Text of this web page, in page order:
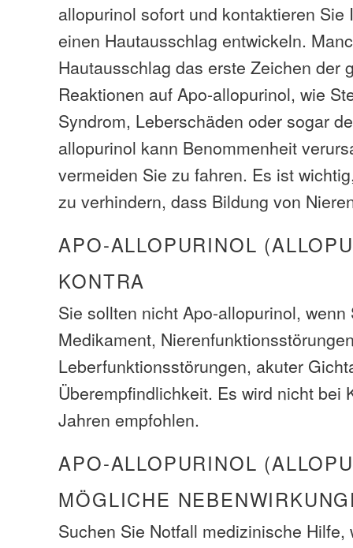
allopurinol sofort und kontaktieren Sie
einen Hautausschlag entwickeln.
Hautausschlag das erste Zeichen der
Reaktionen auf Apo-allopurinol, wie
Syndrom, Leberschäden oder sogar
allopurinol kann Benommenheit
vermeiden Sie zu fahren. Es ist
zu verhindern, dass Bildung von
APO-ALLOPURINOL
KONTRA
Sie sollten nicht Apo-allopurinol, wenn
Medikament,
Leberfunktionsstörungen, akuter
Überempfindlichkeit. Es wird nicht bei
Jahren empfohlen.
APO-ALLOPURINOL
MÖGLICHE
Suchen Sie Notfall medizinische Hilfe,